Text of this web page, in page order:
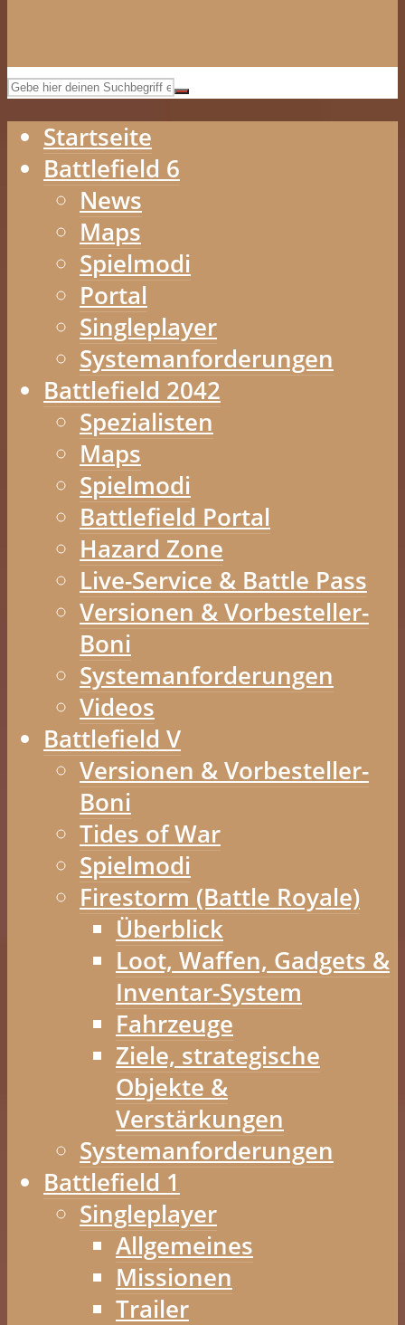
Startseite
Battlefield 6
News
Maps
Spielmodi
Portal
Singleplayer
Systemanforderungen
Battlefield 2042
Spezialisten
Maps
Spielmodi
Battlefield Portal
Hazard Zone
Live-Service & Battle Pass
Versionen & Vorbesteller-
Boni
Systemanforderungen
Videos
Battlefield V
Versionen & Vorbesteller-
Boni
Tides of War
Spielmodi
Firestorm (Battle Royale)
Überblick
Loot, Waffen, Gadgets &
Inventar-System
Fahrzeuge
Ziele, strategische
Objekte &
Verstärkungen
Systemanforderungen
Battlefield 1
Singleplayer
Allgemeines
Missionen
Trailer